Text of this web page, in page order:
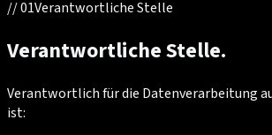
//01Verantwortliche Stelle
Verantwortliche Stelle.
Verantwortlich für die Datenverarbeitung
ist: